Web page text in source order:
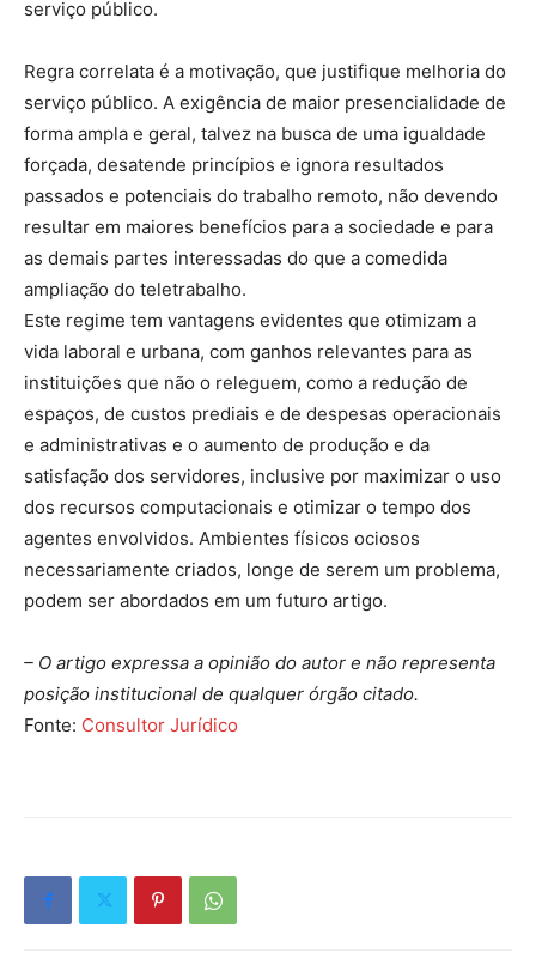
serviço público.
Regra correlata é a motivação, que justifique melhoria do
serviço público. A exigência de maior presencialidade de
forma ampla e geral, talvez na busca de uma igualdade
forçada, desatende princípios e ignora resultados
passados e potenciais do trabalho remoto, não devendo
resultar em maiores benefícios para a sociedade e para
as demais partes interessadas do que a comedida
ampliação do teletrabalho.
Este regime tem vantagens evidentes que otimizam a
vida laboral e urbana, com ganhos relevantes para as
instituições que não o releguem, como a redução de
espaços, de custos prediais e de despesas operacionais
e administrativas e o aumento de produção e da
satisfação dos servidores, inclusive por maximizar o uso
dos recursos computacionais e otimizar o tempo dos
agentes envolvidos. Ambientes físicos ociosos
necessariamente criados, longe de serem um problema,
podem ser abordados em um futuro artigo.
– O artigo expressa a opinião do autor e não representa
posição institucional de qualquer órgão citado.
Fonte: Consultor Jurídico